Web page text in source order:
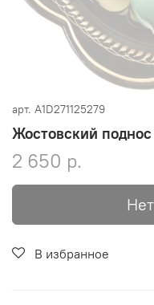
арт. A1D271125279
Жостовский поднос
2 650 р.
В избранное